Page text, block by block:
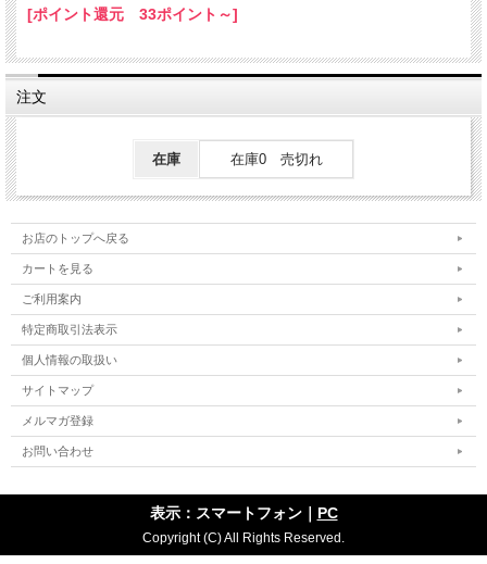
[ポイント還元 33ポイント～]
注文
在庫 在庫0 売切れ
お店のトップへ戻る
カートを見る
ご利用案内
特定商取引法表示
個人情報の取扱い
サイトマップ
メルマガ登録
お問い合わせ
表示：スマートフォン｜ PC
Copyright (C) All Rights Reserved.